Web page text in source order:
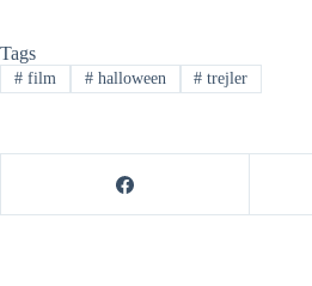
Tags
#film #halloween # trejler